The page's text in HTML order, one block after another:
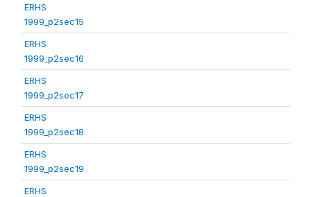
ERHS
1999_p2sec15
ERHS
1999_p2sec16
ERHS
1999_p2sec17
ERHS
1999_p2sec18
ERHS
1999_p2sec19
ERHS